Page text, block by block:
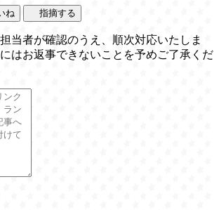
ね 指摘する
当者が確認のうえ、順次対応いたしま
はお返事できないことを予めご了承くだ